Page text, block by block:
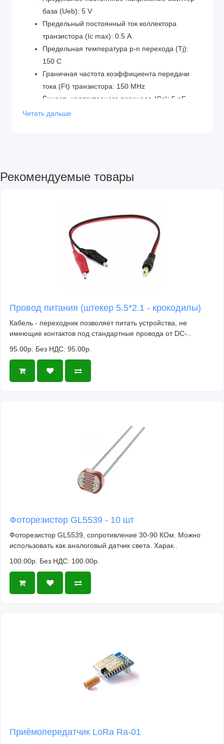
база (Ueb): 5 V
Предельный постоянный ток коллектора
транзистора (Ic max): 0.5 A
Предельная температура p-n перехода (Tj):
150 C
Граничная частота коэффициента передачи
тока (Ft) транзистора: 150 MHz
Ёмкость коллекторного перехода (Cc): 5 pF
Статический коэффициент передачи тока в
Читать дальше
Рекомендуемые товары
Провод питания (штекер 5.5*2.1 - крокодилы)
Кабель - переходник позволяет питать устройства, не
имеющие контактов под стандартные провода от DC-..
95.00р. Без НДС: 95.00р.
Фоторезистор GL5539 - 10 шт
Фоторезистор GL5539, сопротивление 30-90 КОм. Можно
использовать как аналоговый датчик света. Харак..
100.00р. Без НДС: 100.00р.
Приёмопередатчик LoRa Ra-01